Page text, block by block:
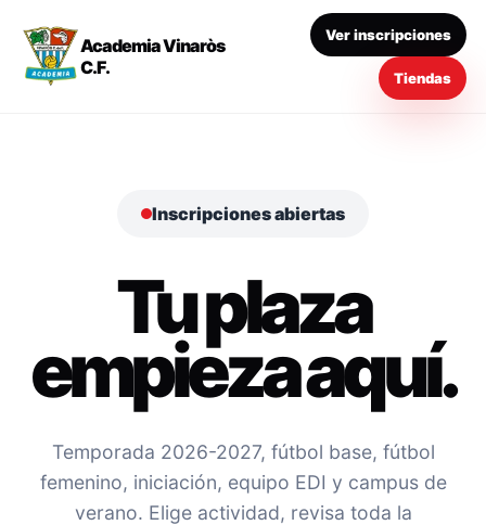
Academia Vinaròs
C.F.
Ver inscripciones
Tiendas
Inscripciones abiertas
Tu plaza
empieza aquí.
Temporada 2026-2027, fútbol base, fútbol
femenino, iniciación, equipo EDI y campus de
verano. Elige actividad, revisa toda la